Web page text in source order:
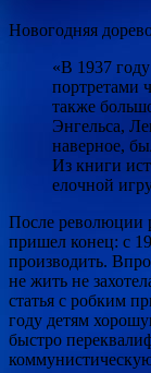
Новогодняя
«В 1937
также
Энгельса,
наверное,
Из книги
елочной
После революции
пришел конец: с
производить.
не жить не
статья с робким
году детям
быстро